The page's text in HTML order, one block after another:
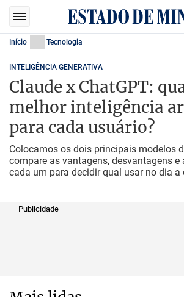
Início Tecnologia
INTELIGÊNCIA GENERATIVA
Claude x ChatGPT:
melhor inteligência
para cada usuário?
Colocamos os dois principais modelos
compare as vantagens, desvantagens e
cada um para decidir qual usar no dia a
Publicidade